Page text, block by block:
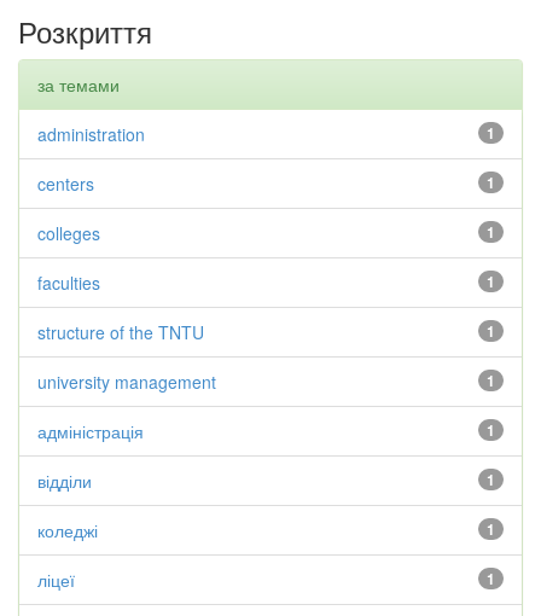
Розкриття
за темами
1
administration
1
centers
1
colleges
1
faculties
1
structure of the TNTU
1
university management
1
адміністрація
1
відділи
1
коледжі
1
ліцеї